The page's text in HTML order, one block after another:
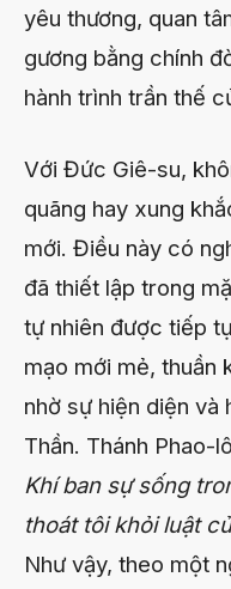
yêu thương, quan
gương bằng chính
hành trình trần thế
Với Đức Giê-su,
quãng hay xung
mới. Điều này có
đã thiết lập trong
tự nhiên được tiếp
mạo mới mẻ, thuần
nhờ sự hiện diện và
Thần. Thánh Phao-
Khí ban sự sống
thoát tôi khỏi luật
Như vậy, theo một